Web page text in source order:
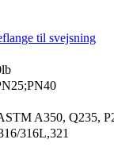
til svejsning
A350, Q235,
316L,321